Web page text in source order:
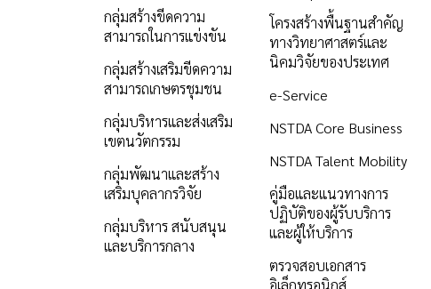
กลุ่มสร้างขีดความ
สามารถในการแข่งขัน
กลุ่มสร้างเสริมขีดความ
สามารถเกษตรชุมชน
กลุ่มบริหารและส่งเสริม
เขตนวัตกรรม
กลุ่มพัฒนาและสร้าง
เสริมบุคลากรวิจัย
กลุ่มบริหาร สนับสนุน
และบริการกลาง
โครงสร้างพื้นฐานสำคัญ
ทางวิทยาศาสตร์และ
นิคมวิจัยของประเทศ
e-Service
NSTDA Core Business
NSTDA Talent Mobility
คู่มือและแนวทางการ
ปฏิบัติของผู้รับบริการ
และผู้ให้บริการ
ตรวจสอบเอกสาร
อิเล็กทรอนิกส์